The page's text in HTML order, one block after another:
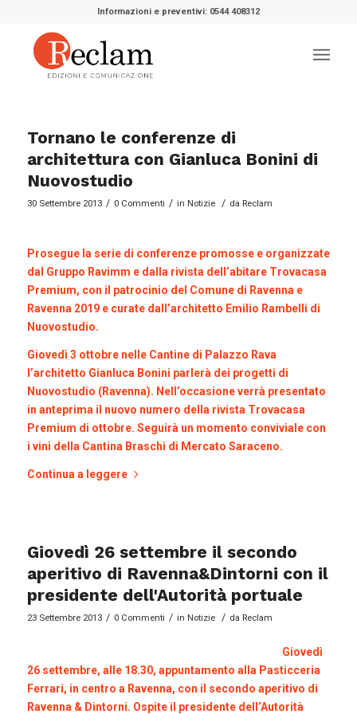
Informazioni e preventivi: 0544 408312
Tornano le conferenze di
architettura con Gianluca Bonini di
Nuovostudio
30 Settembre 2013 / 0 Commenti / in Notizie / da Reclam
Prosegue la serie di conferenze promosse e organizzate
dal Gruppo Ravimm e dalla rivista dell’abitare Trovacasa
Premium, con il patrocinio del Comune di Ravenna e
Ravenna 2019 e curate dall’architetto Emilio Rambelli di
Nuovostudio.
Giovedì 3 ottobre nelle Cantine di Palazzo Rava
l’architetto Gianluca Bonini parlerà dei progetti di
Nuovostudio (Ravenna). Nell’occasione verrà presentato
in anteprima il nuovo numero della rivista Trovacasa
Premium di ottobre. Seguirà un momento conviviale con
i vini della Cantina Braschi di Mercato Saraceno.
Continua a leggere
Giovedì 26 settembre il secondo
aperitivo di Ravenna&Dintorni con il
presidente dell'Autorità portuale
23 Settembre 2013 / 0 Commenti / in Notizie / da Reclam
Giovedì
26 settembre, alle 18.30, appuntamento alla Pasticceria
Ferrari, in centro a Ravenna, con il secondo aperitivo di
Ravenna & Dintorni. Ospite il presidente dell’Autorità